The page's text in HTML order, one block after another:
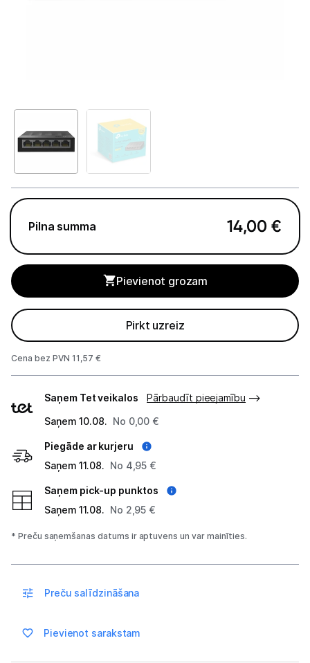
Spēļu konsoles un piederumi
Datu nesēji
Projektori un ekrāni
Komutatori
Drukas iekārtas
Biroja piederumi
Viedierīces
Skaistumkopšana
Sports un atpūta
Ražotāju atjaunota tehnika
Vēlmju saraksts
Blogs
Pilna summa 14,00 €
Pievienot grozam
Pirkt uzreiz
Cena bez PVN 11,57 €
veidi
Saņem Tet veikalos
Pārbaudīt pieejamību
Saņem 10.08. No 0,00 €
Piegāde ar kurjeru
Saņem 11.08. No 4,95 €
Saņem pick-up punktos
Saņem 11.08. No 2,95 €
* Preču saņemšanas datums ir aptuvens un var mainīties.
Preču salīdzināšana
Pievienot sarakstam